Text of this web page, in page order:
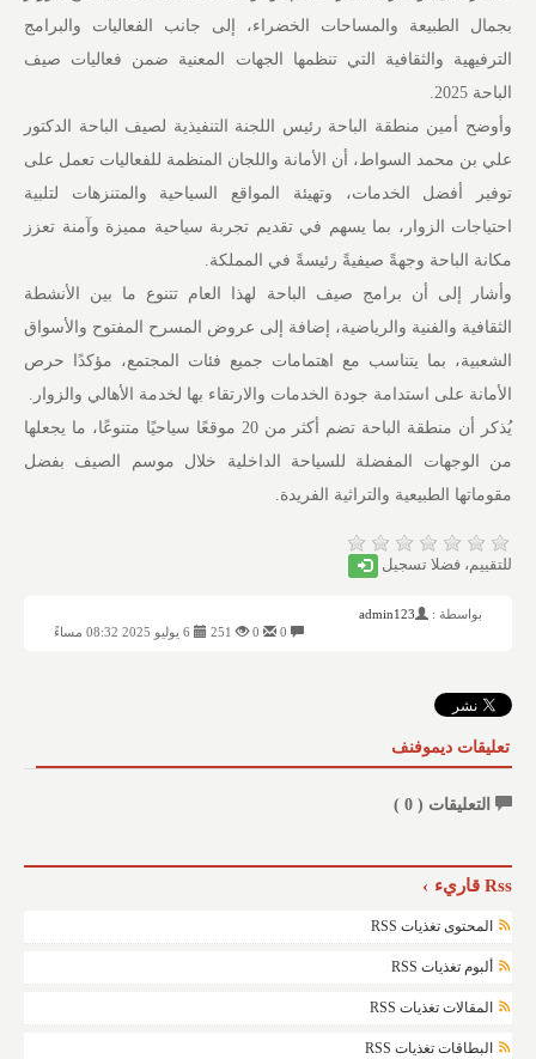
بجمال الطبيعة والمساحات الخضراء، إلى جانب الفعاليات والبرامج
الترفيهية والثقافية التي تنظمها الجهات المعنية ضمن فعاليات صيف
الباحة 2025.
وأوضح أمين منطقة الباحة رئيس اللجنة التنفيذية لصيف الباحة الدكتور
علي بن محمد السواط، أن الأمانة واللجان المنظمة للفعاليات تعمل على
توفير أفضل الخدمات، وتهيئة المواقع السياحية والمتنزهات لتلبية
احتياجات الزوار، بما يسهم في تقديم تجربة سياحية مميزة وآمنة تعزز
مكانة الباحة وجهةً صيفيةً رئيسةً في المملكة.
وأشار إلى أن برامج صيف الباحة لهذا العام تتنوع ما بين الأنشطة
الثقافية والفنية والرياضية، إضافة إلى عروض المسرح المفتوح والأسواق
الشعبية، بما يتناسب مع اهتمامات جميع فئات المجتمع، مؤكدًا حرص
الأمانة على استدامة جودة الخدمات والارتقاء بها لخدمة الأهالي والزوار.
يُذكر أن منطقة الباحة تضم أكثر من 20 موقعًا سياحيًا متنوعًا، ما يجعلها
من الوجهات المفضلة للسياحة الداخلية خلال موسم الصيف بفضل
مقوماتها الطبيعية والتراثية الفريدة.
للتقييم، فضلا تسجيل
بواسطة :
admin123
251
تعليقات ديموفنف
التعليقات ( 0
)
Rss قاريء
المحتوى تغذيات RSS
ألبوم تغذيات RSS
المقالات تغذيات RSS
البطاقات تغذيات RSS